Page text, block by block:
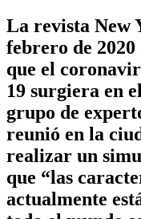
La revista New
febrero de 2020
que el
19 surgiera en
grupo de
reunió en la
realizar un
que “las
actualmente